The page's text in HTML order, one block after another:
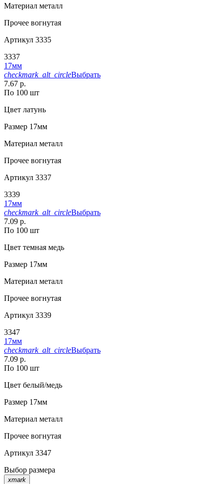
Материал металл
Прочее вогнутая
Артикул 3335
3337
17мм
checkmark_alt_circleВыбрать
7.67 р.
По 100 шт
Цвет латунь
Размер 17мм
Материал металл
Прочее вогнутая
Артикул 3337
3339
17мм
checkmark_alt_circleВыбрать
7.09 р.
По 100 шт
Цвет темная медь
Размер 17мм
Материал металл
Прочее вогнутая
Артикул 3339
3347
17мм
checkmark_alt_circleВыбрать
7.09 р.
По 100 шт
Цвет белый/медь
Размер 17мм
Материал металл
Прочее вогнутая
Артикул 3347
Выбор размера
xmark